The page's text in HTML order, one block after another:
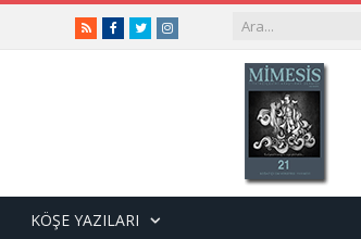
RSSFacebook
TwitterInstagram
KÖŞE YAZILARI